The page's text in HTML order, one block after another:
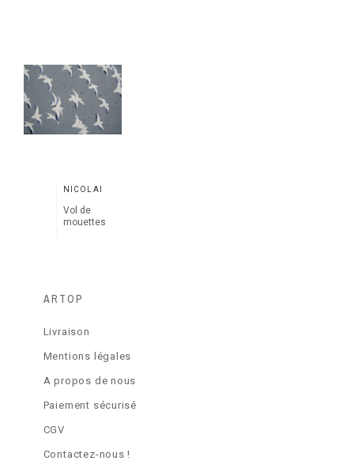
NICOLAÏ
Vol de
mouettes
ARTOP
Livraison
Mentions légales
A propos de nous
Paiement sécurisé
CGV
Contactez-nous !